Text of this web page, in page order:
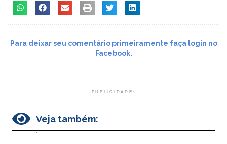
Para deixar seu comentário primeiramente faça login no
Facebook.
PUBLICIDADE:
Veja também:
.